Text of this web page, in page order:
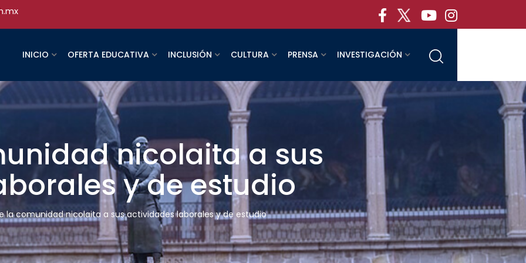
INICIO OFERTA EDUCATIVA INCLUSIÓN CULTURA PRENSA INVESTIGACIÓN
nicolaita a sus
y de estudio
la comunidad nicolaita a sus actividades laborales y de estudio